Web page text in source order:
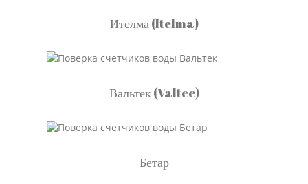
Ителма (Itelma)
Вальтек (Valtec)
Бетар